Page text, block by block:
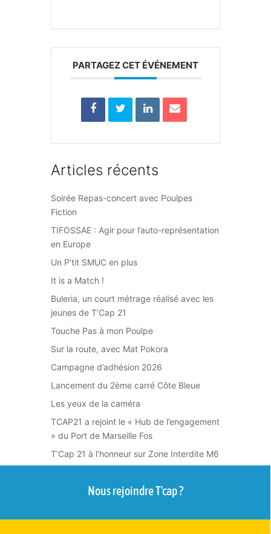
PARTAGEZ CET ÉVÉNEMENT
Articles récents
Soirée Repas-concert avec Poulpes
Fiction
TIFOSSAE : Agir pour l’auto-représentation
en Europe
Un P’tit SMUC en plus
It is a Match !
Buleria, un court métrage réalisé avec les
jeunes de T’Cap 21
Touche Pas à mon Poulpe
Sur la route, avec Mat Pokora
Campagne d’adhésion 2026
Lancement du 2ème carré Côte Bleue
Les yeux de la caméra
TCAP21 a rejoint le « Hub de l’engagement
» du Port de Marseille Fos
T’Cap 21 à l’honneur sur Zone Interdite M6
Nous rejoindre T'cap ?